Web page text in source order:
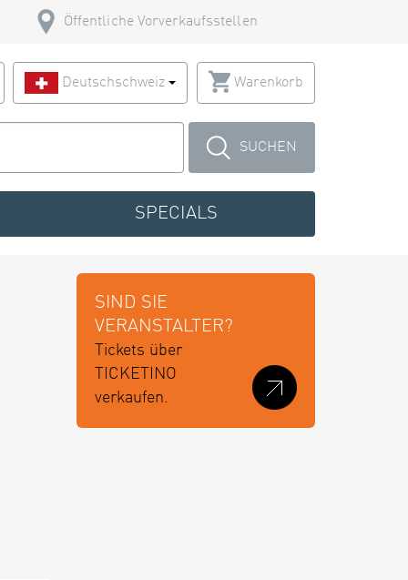
Öffentliche Vorverkaufsstellen
Deutschschweiz Warenkorb
SUCHEN
SPECIALS
SIND SIE
VERANSTALTER?
Tickets über
TICKETINO
verkaufen.